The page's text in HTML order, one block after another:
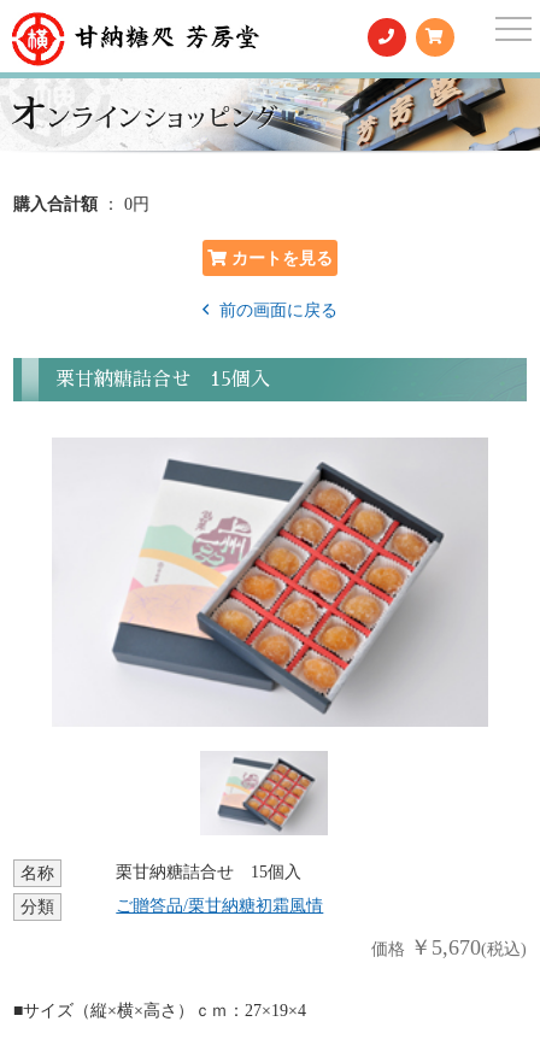
購入合計額 ： 0円
前の画面に戻る
栗甘納糖詰合せ 15個入
名称
栗甘納糖詰合せ 15個入
分類
ご贈答品/栗甘納糖初霜風情
価格 ￥5,670(税込)
■サイズ（縦×横×高さ）ｃｍ：27×19×4